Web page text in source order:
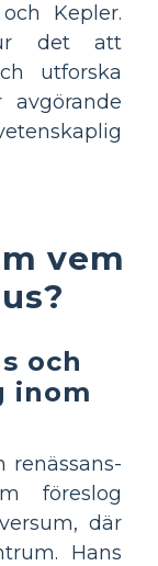
Kepler.
det att
utforska
vem
och
inom
föreslog
där
Hans